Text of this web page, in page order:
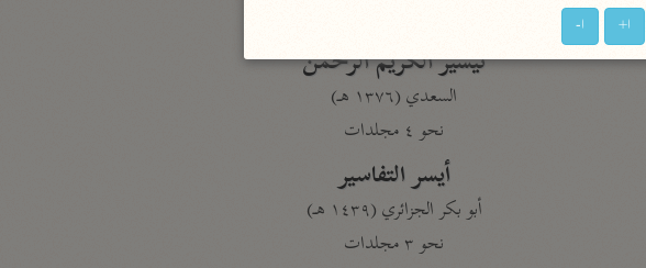
تيسير الكريم الرحمن
السعدي (١٣٧٦ هـ)
نحو ٤ مجلدات
أيسر التفاسير
أبو بكر الجزائري (١٤٣٩ هـ)
نحو ٣ مجلدات
ا+ ا-